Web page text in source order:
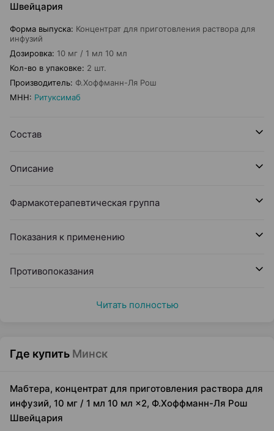
Швейцария
Форма выпуска: Концентрат для приготовления раствора для
инфузий
Дозировка: 10 мг / 1 мл 10 мл
Кол-во в упаковке: 2 шт.
Производитель: Ф.Хоффманн-Ля Рош
МНН: Ритуксимаб
Состав
Описание
Фармакотерапевтическая группа
Показания к применению
Противопоказания
Читать полностью
Где купить Минск
Мабтера, концентрат для приготовления раствора для
инфузий, 10 мг / 1 мл 10 мл ×2, Ф.Хоффманн-Ля Рош
Швейцария